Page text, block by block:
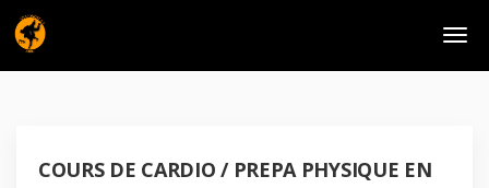
COURS DE CARDIO / PREPA PHYSIQUE EN